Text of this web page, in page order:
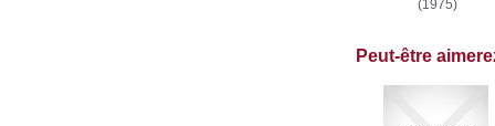
(1975)
Peut-être